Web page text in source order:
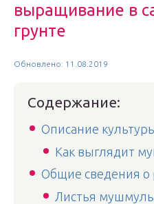
выращивание в
грунте
Обновлено: 11.08.2019
Содержание:
Описание
Как выглядит
Общие сведения о
Листья